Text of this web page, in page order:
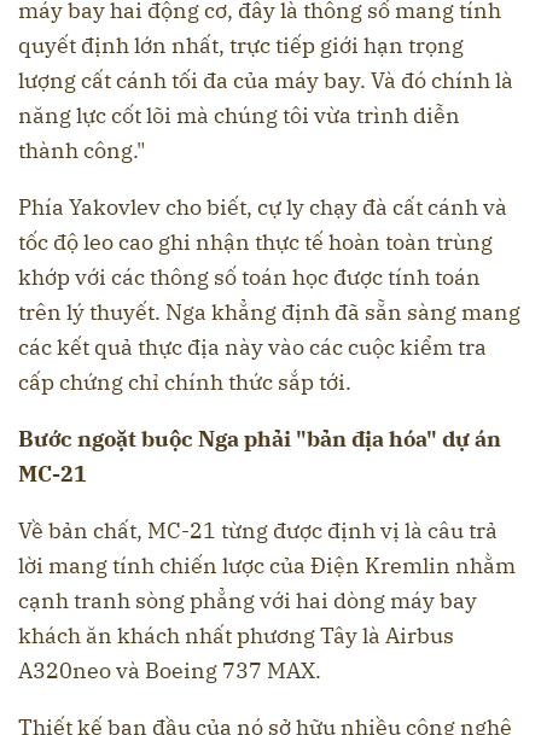
máy bay hai động cơ, đây là thông số mang tính
quyết định lớn nhất, trực tiếp giới hạn trọng
lượng cất cánh tối đa của máy bay. Và đó chính là
năng lực cốt lõi mà chúng tôi vừa trình diễn
thành công."
Phía Yakovlev cho biết, cự ly chạy đà cất cánh và
tốc độ leo cao ghi nhận thực tế hoàn toàn trùng
khớp với các thông số toán học được tính toán
trên lý thuyết. Nga khẳng định đã sẵn sàng mang
các kết quả thực địa này vào các cuộc kiểm tra
cấp chứng chỉ chính thức sắp tới.
Bước ngoặt buộc Nga phải "bản địa hóa" dự án
MC-21
Về bản chất, MC-21 từng được định vị là câu trả
lời mang tính chiến lược của Điện Kremlin nhằm
cạnh tranh sòng phẳng với hai dòng máy bay
khách ăn khách nhất phương Tây là Airbus
A320neo và Boeing 737 MAX.
Thiết kế ban đầu của nó sở hữu nhiều công nghệ